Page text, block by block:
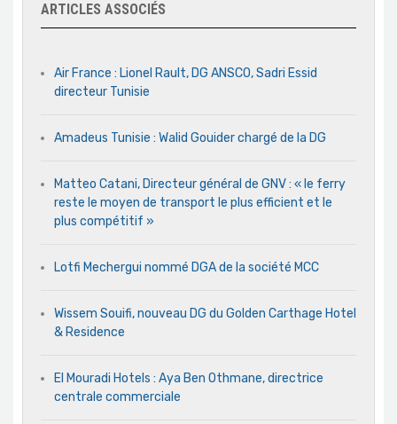
ARTICLES ASSOCIÉS
Air France : Lionel Rault, DG ANSCO, Sadri Essid
directeur Tunisie
Amadeus Tunisie : Walid Gouider chargé de la DG
Matteo Catani, Directeur général de GNV : « le ferry
reste le moyen de transport le plus efficient et le
plus compétitif »
Lotfi Mechergui nommé DGA de la société MCC
Wissem Souifi, nouveau DG du Golden Carthage Hotel
& Residence
El Mouradi Hotels : Aya Ben Othmane, directrice
centrale commerciale